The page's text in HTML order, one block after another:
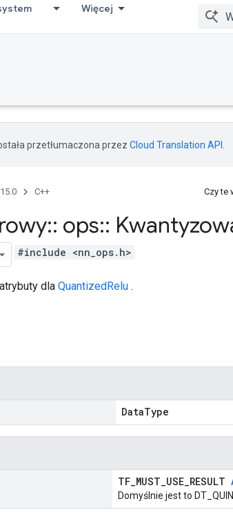
Więcej
przetłumaczona przez Cloud Translation API
C++ Czy te
:: ops::
#include <nn_ops.h>
dla QuantizedRelu .
DataType
TF_MUST_USE_RESULT
Domyślnie jest to